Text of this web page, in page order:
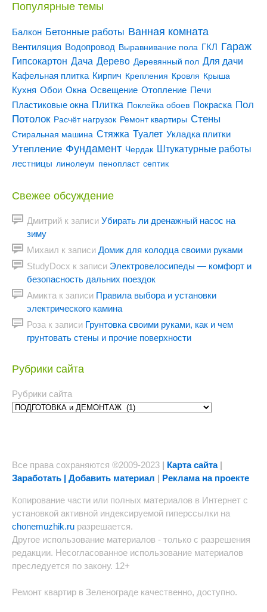
Популярные темы
Балкон Бетонные работы Ванная комната
Вентиляция Водопровод Выравнивание пола ГКЛ Гараж
Гипсокартон Дача Дерево Деревянный пол Для дачи
Кафельная плитка Кирпич Крепления Кровля Крыша
Кухня Обои Окна Освещение Отопление Печи
Пластиковые окна Плитка Поклейка обоев Покраска Пол
Потолок Расчёт нагрузок Ремонт квартиры Стены
Стиральная машина Стяжка Туалет Укладка плитки
Утепление Фундамент Чердак Штукатурные работы
лестницы линолеум пенопласт септик
Свежее обсуждение
Дмитрий к записи Убирать ли дренажный насос на
зиму
Михаил к записи Домик для колодца своими руками
StudyDocx к записи Электровелосипеды — комфорт и
безопасность дальних поездок
Амикта к записи Правила выбора и установки
электрического камина
Роза к записи Грунтовка своими руками, как и чем
грунтовать стены и прочие поверхности
Рубрики сайта
Рубрики сайта
Все права сохраняются ®2009-2023 | Карта сайта|
Заработать | Добавить материал | Реклама на проекте
Копирование части или полных материалов в Интернет с
установкой активной индексируемой гиперссылки на
chonemuzhik.ru разрешается.
Другое использование материалов - только с разрешения
редакции. Несогласованное использование материалов
преследуется по закону. 12+
Ремонт квартир в Зеленограде качественно, доступно.